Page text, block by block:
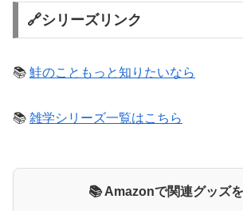
🔗シリーズリンク
📚 鮭のこともっと知りたいなら
📚 雑学シリーズ一覧はこちら
📚 Amazonで関連グッズ